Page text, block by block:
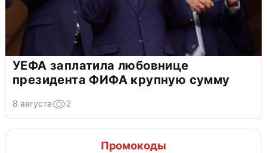
УЕФА заплатила любовнице
президента ФИФА крупную сумму
8 августа 2
Промокоды